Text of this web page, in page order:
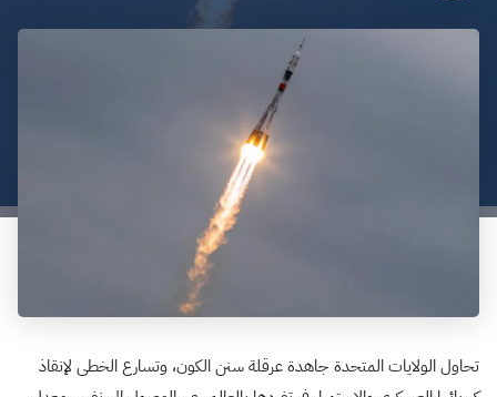
تحاول الولايات المتحدة جاهدة عرقلة سنن الكون، وتسارع الخطى لإنقاذ